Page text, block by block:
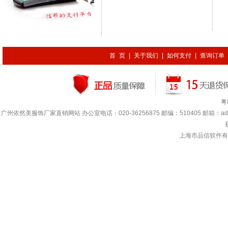
首 页| 关于我们 如何支付| 查询订单
广州依然美服饰厂家直销网站 办公室电话：020-36256875 邮编：510405 邮箱：
上海市品信软件